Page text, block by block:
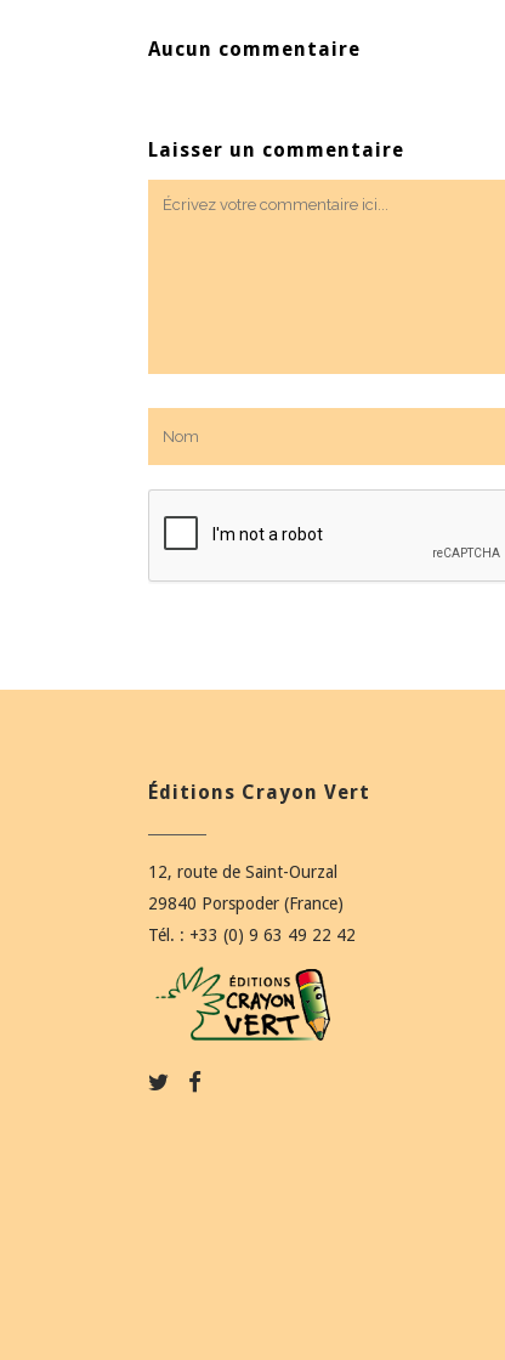
Aucun commentaire
Laisser un commentaire
Éditions Crayon Vert
12, route de Saint-Ourzal
29840 Porspoder (France)
Tél. : +33 (0) 9 63 49 22 42